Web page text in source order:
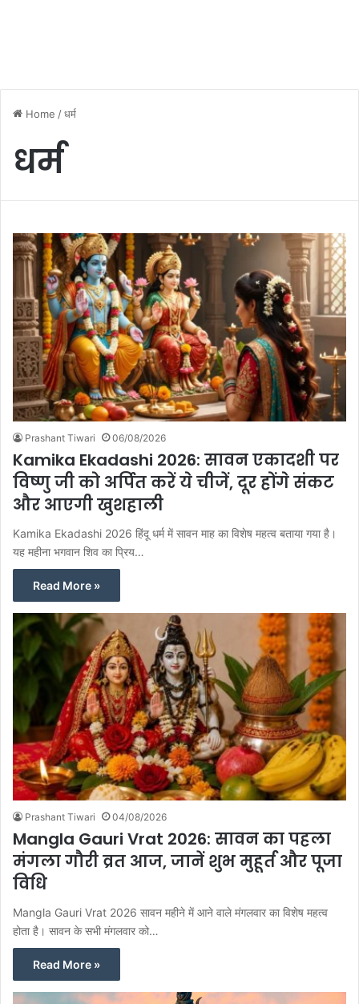
Home /धर्म
धर्म
Prashant Tiwari 06/08/2026
Kamika Ekadashi 2026: सावन एकादशी पर
विष्णु जी को अर्पित करें ये चीजें, दूर होंगे संकट
और आएगी खुशहाली
Kamika Ekadashi 2026 हिंदू धर्म में सावन माह का विशेष महत्व बताया गया है।
यह महीना भगवान शिव का प्रिय…
Read More »
Prashant Tiwari 04/08/2026
Mangla Gauri Vrat 2026: सावन का पहला
मंगला गौरी व्रत आज, जानें शुभ मुहूर्त और पूजा
विधि
Mangla Gauri Vrat 2026 सावन महीने में आने वाले मंगलवार का विशेष महत्व
होता है। सावन के सभी मंगलवार को…
Read More »